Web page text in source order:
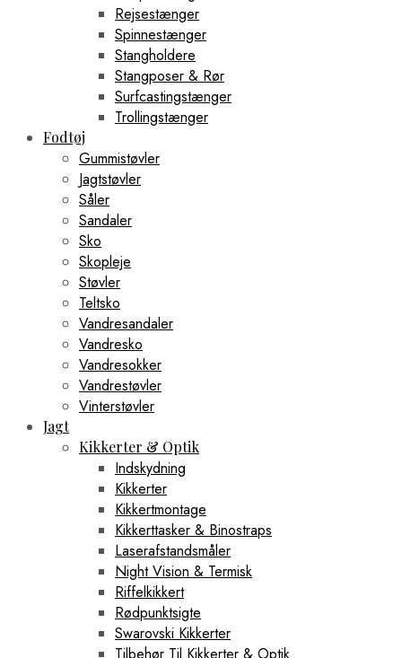
Rejsestænger
Spinnestænger
Stangholdere
Stangposer & Rør
Surfcastingstænger
Trollingstænger
Fodtøj
Gummistøvler
Jagtstøvler
Såler
Sandaler
Sko
Skopleje
Støvler
Teltsko
Vandresandaler
Vandresko
Vandresokker
Vandrestøvler
Vinterstøvler
Jagt
Kikkerter & Optik
Indskydning
Kikkerter
Kikkertmontage
Kikkerttasker & Binostraps
Laserafstandsmåler
Night Vision & Termisk
Riffelkikkert
Rødpunktsigte
Swarovski Kikkerter